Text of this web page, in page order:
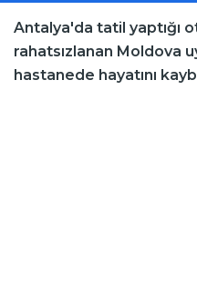
Antalya'da tatil yaptığı
rahatsızlanan Moldova
hastanede hayatını